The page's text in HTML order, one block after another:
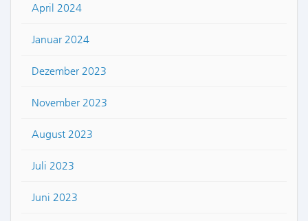
April 2024
Januar 2024
Dezember 2023
November 2023
August 2023
Juli 2023
Juni 2023